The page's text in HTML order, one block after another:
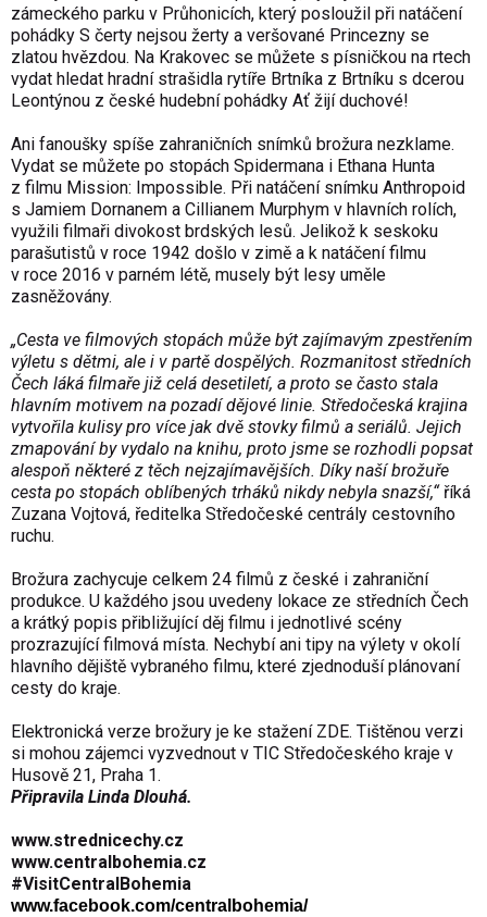
zámeckého parku v Průhonicích, který posloužil při natáčení
pohádky S čerty nejsou žerty a veršované Princezny se
zlatou hvězdou. Na Krakovec se můžete s písničkou na rtech
vydat hledat hradní strašidla rytíře Brtníka z Brtníku s dcerou
Leontýnou z české hudební pohádky Ať žijí duchové!
Ani fanoušky spíše zahraničních snímků brožura nezklame.
Vydat se můžete po stopách Spidermana i Ethana Hunta
z filmu Mission: Impossible. Při natáčení snímku Anthropoid
s Jamiem Dornanem a Cillianem Murphym v hlavních rolích,
využili filmaři divokost brdských lesů. Jelikož k seskoku
parašutistů v roce 1942 došlo v zimě a k natáčení filmu
v roce 2016 v parném létě, musely být lesy uměle
zasněžovány.
„Cesta ve filmových stopách může být zajímavým zpestřením
výletu s dětmi, ale i v partě dospělých. Rozmanitost středních
Čech láká filmaře již celá desetiletí, a proto se často stala
hlavním motivem na pozadí dějové linie. Středočeská krajina
vytvořila kulisy pro více jak dvě stovky filmů a seriálů. Jejich
zmapování by vydalo na knihu, proto jsme se rozhodli popsat
alespoň některé z těch nejzajímavějších. Díky naší brožuře
cesta po stopách oblíbených trháků nikdy nebyla snazší,“ říká
Zuzana Vojtová, ředitelka Středočeské centrály cestovního
ruchu.
Brožura zachycuje celkem 24 filmů z české i zahraniční
produkce. U každého jsou uvedeny lokace ze středních Čech
a krátký popis přibližující děj filmu i jednotlivé scény
prozrazující filmová místa. Nechybí ani tipy na výlety v okolí
hlavního dějiště vybraného filmu, které zjednoduší plánovaní
cesty do kraje.
Elektronická verze brožury je ke stažení ZDE. Tištěnou verzi
si mohou zájemci vyzvednout v TIC Středočeského kraje v
Husově 21, Praha 1.
Připravila Linda Dlouhá.
www.strednicechy.cz
www.centralbohemia.cz
#VisitCentralBohemia
www.facebook.com/centralbohemia/